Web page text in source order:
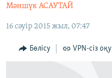
to
Navigation
ҚАҢТАР ОҚИҒАСЫ
АДАМ ҚҰҚЫҚТАРЫ
ӘЛЕУМЕТ
Мәншүк АСАУТАЙ
16 сәуір 2015 жыл, 07:47
Бөлісу VPN-сіз оқу